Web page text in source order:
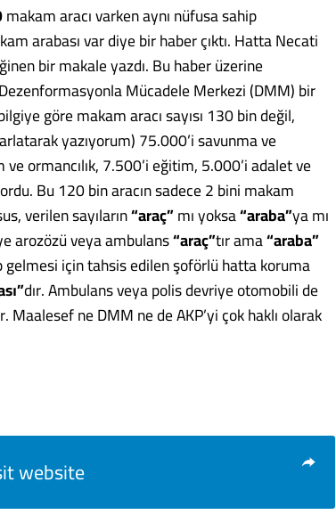
makam aracı varken aynı nüfusa sahip
arabası var diye bir haber çıktı. Hatta Necati
bir makale yazdı. Bu haber üzerine
Mücadele Merkezi (DMM) bir
göre makam aracı sayısı 130 bin değil,
yazıyorum) 75.000’i savunma ve
ormancılık, 7.500’i eğitim, 5.000’i adalet ve
Bu 120 bin aracın sadece 2 bini makam
verilen sayıların“araç”mı yoksa“araba”ya mı
arozözü veya ambulans“araç”tır ama“araba”
için tahsis edilen şoförlü hatta koruma
dır. Ambulans veya polis devriye otomobili de
Maalesef ne DMM ne de AKP’yi çok haklı olarak
website